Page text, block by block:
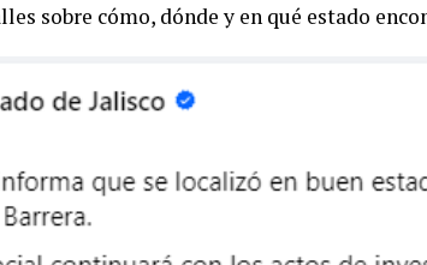
sobre cómo, dónde y en qué estado